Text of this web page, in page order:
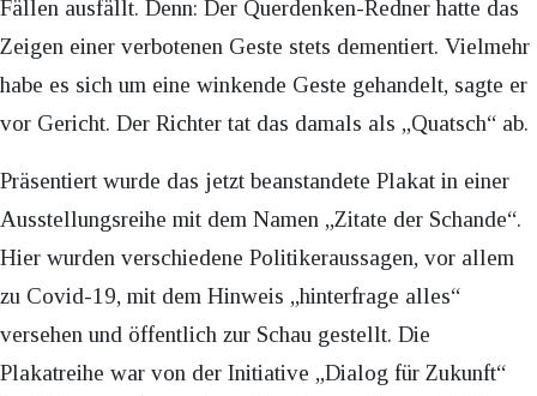
Fällen ausfällt. Denn: Der Querdenken-Redner hatte das
Zeigen einer verbotenen Geste stets dementiert. Vielmehr
habe es sich um eine winkende Geste gehandelt, sagte er
vor Gericht. Der Richter tat das damals als „Quatsch“ ab.
Präsentiert wurde das jetzt beanstandete Plakat in einer
Ausstellungsreihe mit dem Namen „Zitate der Schande“.
Hier wurden verschiedene Politikeraussagen, vor allem
zu Covid-19, mit dem Hinweis „hinterfrage alles“
versehen und öffentlich zur Schau gestellt. Die
Plakatreihe war von der Initiative „Dialog für Zukunft“